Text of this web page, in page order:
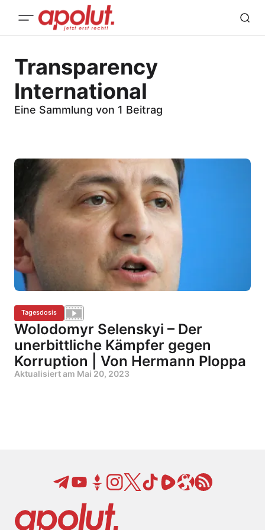
Transparency
International
Eine Sammlung von 1 Beitrag
Tagesdosis
Wolodomyr Selenskyi – Der
unerbittliche Kämpfer gegen
Korruption | Von Hermann Ploppa
Aktualisiert am Mai 20, 2023